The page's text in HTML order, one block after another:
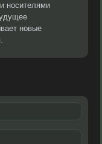
носителями
новые